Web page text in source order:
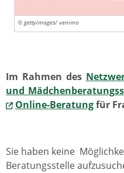
© gettyimages/ venimo
Im Rahmen des
und
Online-Beratungfür
Sie haben keine
Beratungsstelle